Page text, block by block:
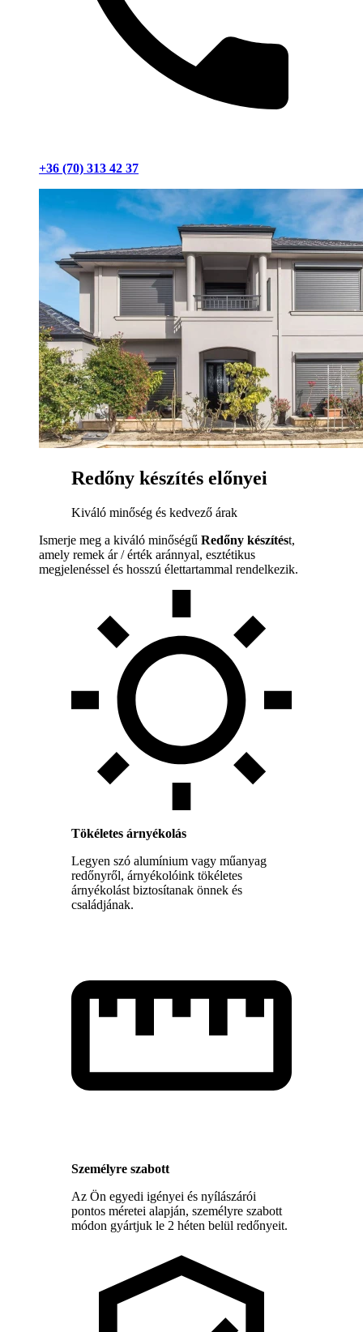
+36 (70) 313 42 37
Redőny készítés előnyei
Kiváló minőség és kedvező árak
Ismerje meg a kiváló minőségű Redőny készítést,
amely remek ár / érték aránnyal, esztétikus
megjelenéssel és hosszú élettartammal rendelkezik.
Tökéletes árnyékolás
Legyen szó alumínium vagy műanyag
redőnyről, árnyékolóink tökéletes
árnyékolást biztosítanak önnek és
családjának.
Személyre szabott
Az Ön egyedi igényei és nyílászárói
pontos méretei alapján, személyre szabott
módon gyártjuk le 2 héten belül redőnyeit.